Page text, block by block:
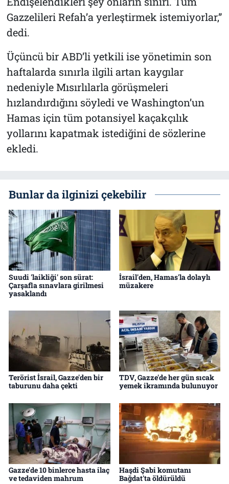
Gazzelileri Refah’a yerleştirmek istemiyorlar,”
dedi.
Üçüncü bir ABD’li yetkili ise yönetimin son
haftalarda sınırla ilgili artan kaygılar
nedeniyle Mısırlılarla görüşmeleri
hızlandırdığını söyledi ve Washington’un
Hamas için tüm potansiyel kaçakçılık
yollarını kapatmak istediğini de sözlerine
ekledi.
Bunlar da ilginizi çekebilir
Suudi 'laikliği' son sürat:
Çarşafla sınavlara girilmesi
yasaklandı
İsrail'den, Hamas'la dolaylı
müzakere
Terörist İsrail, Gazze'den bir
taburunu daha çekti
TDV, Gazze'de her gün sıcak
yemek ikramında bulunuyor
Gazze'de 10 binlerce hasta ilaç
ve tedaviden mahrum
Haşdi Şabi komutanı
Bağdat'ta öldürüldü